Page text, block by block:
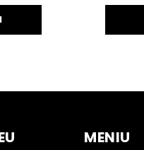
MENIU